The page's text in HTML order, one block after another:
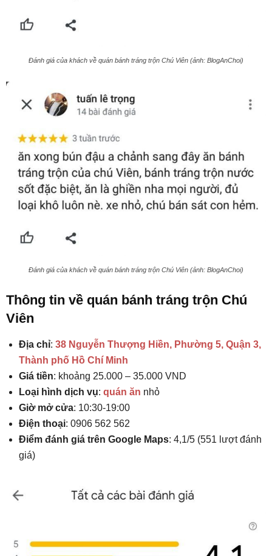
Đánh giá của khách về quán bánh tráng trộn Chú Viên (ảnh: BlogAnChoi)
Đánh giá của khách về quán bánh tráng trộn Chú Viên (ảnh: BlogAnChoi)
Thông tin về quán bánh tráng trộn Chú
Viên
Địa chỉ: 38 Nguyễn Thượng Hiền, Phường 5, Quận 3,
Thành phố Hồ Chí Minh
Giá tiền: khoảng 25.000 – 35.000 VND
Loại hình dịch vụ: quán ăn nhỏ
Giờ mở cửa: 10:30-19:00
Điện thoại: 0906 562 562
Điểm đánh giá trên Google Maps: 4,1/5 (551 lượt đánh
giá)